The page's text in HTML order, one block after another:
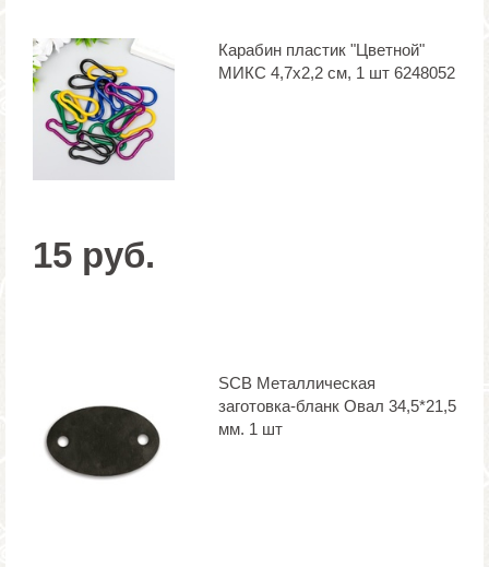
Карабин пластик "Цветной"
МИКС 4,7х2,2 см, 1 шт 6248052
15 руб.
SCB Металлическая
заготовка-бланк Овал 34,5*21,5
мм. 1 шт